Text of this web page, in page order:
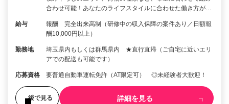
合わせ可能！あなたのライフスタイルに合わせた働き方が…
給与
報酬 完全出来高制（研修中の収入保障の案件あり／日額報
酬10,000円以上）
勤務地
埼玉県内もしくは群馬県内 ★直行直帰（ご自宅に近いエリ
アでの配送も可能です）
応募資格 要普通自動車運転免許（AT限定可） ◎未経験者大歓迎！
後で見る 詳細を見る